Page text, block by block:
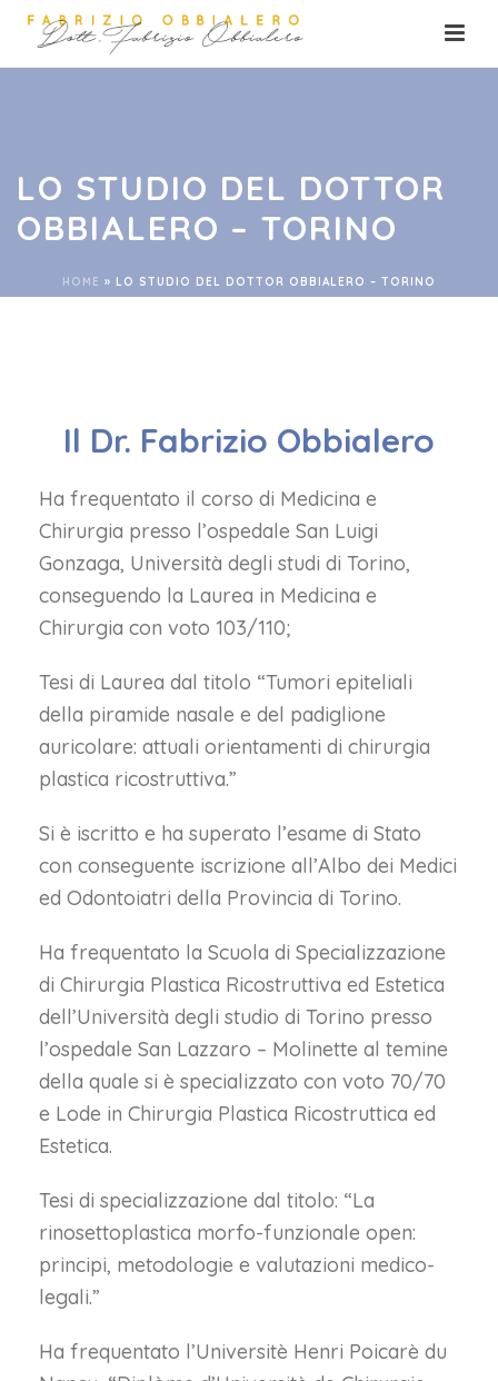
LO STUDIO DEL DOTTOR
OBBIALERO – TORINO
HOME » LO STUDIO DEL DOTTOR OBBIALERO – TORINO
Il Dr. Fabrizio Obbialero
Ha frequentato il corso di Medicina e
Chirurgia presso l’ospedale San Luigi
Gonzaga, Università degli studi di Torino,
conseguendo la Laurea in Medicina e
Chirurgia con voto 103/110;
Tesi di Laurea dal titolo “Tumori epiteliali
della piramide nasale e del padiglione
auricolare: attuali orientamenti di chirurgia
plastica ricostruttiva.”
Si è iscritto e ha superato l’esame di Stato
con conseguente iscrizione all’Albo dei Medici
ed Odontoiatri della Provincia di Torino.
Ha frequentato la Scuola di Specializzazione
di Chirurgia Plastica Ricostruttiva ed Estetica
dell’Università degli studio di Torino presso
l’ospedale San Lazzaro – Molinette al temine
della quale si è specializzato con voto 70/70
e Lode in Chirurgia Plastica Ricostruttica ed
Estetica.
Tesi di specializzazione dal titolo: “La
rinosettoplastica morfo-funzionale open:
principi, metodologie e valutazioni medico-
legali.”
Ha frequentato l’Universitè Henri Poicarè du